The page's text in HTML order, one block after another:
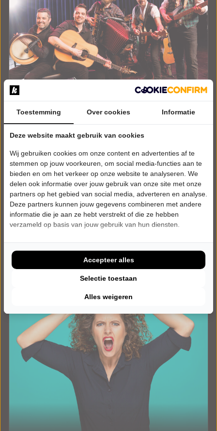
ZATERDAG 5 DECEMBER 2026 • 20:15 UUR
Tunes from The Temple Bar
Theater Het Kruispunt
Barendrecht
POPULAIRE MUZIEK
Tickets
Meer info
Toestemming Over cookies Informatie
Deze website maakt gebruik van cookies
Wij gebruiken cookies om onze content en advertenties af te
stemmen op jouw voorkeuren, om social media-functies aan te
bieden en om het verkeer op onze website te analyseren. We
delen ook informatie over jouw gebruik van onze site met onze
partners op het gebied van social media, adverteren en analyse.
Deze partners kunnen jouw gegevens combineren met andere
informatie die je aan ze hebt verstrekt of die ze hebben
verzameld op basis van jouw gebruik van hun diensten.
Alles weigeren
Selectie toestaan
Accepteer alles